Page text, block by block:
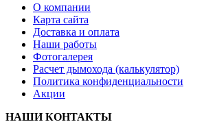
О компании
Карта сайта
Доставка и оплата
Наши работы
Фотогалерея
Расчет дымохода (калькулятор)
Политика конфиденциальности
Акции
НАШИ КОНТАКТЫ